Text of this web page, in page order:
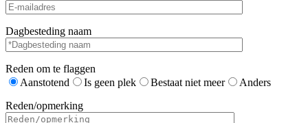
Dagbesteding naam
Reden om te flaggen
Aanstotend
Is geen plek Bestaat niet meer
Anders
Reden/opmerking